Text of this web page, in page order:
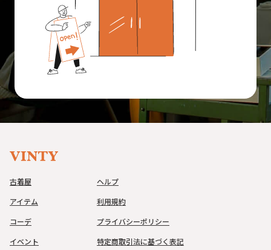
古着屋
アイテム
コーデ
イベント
ヘルプ
利用規約
プライバシーポリシー
特定商取引法に基づく表記